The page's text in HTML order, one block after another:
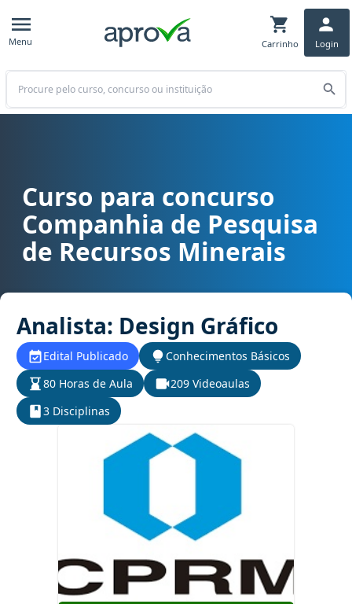
Menu Carrinho Login
Buscar
Curso para concurso CPRM - Companhia de Pesquisa de
Curso para concurso
Companhia de Pesquisa
de Recursos Minerais
Analista: Design Gráfico
Edital Publicado
Conhecimentos Básicos
80 Horas de Aula
209 Videoaulas
3 Disciplinas